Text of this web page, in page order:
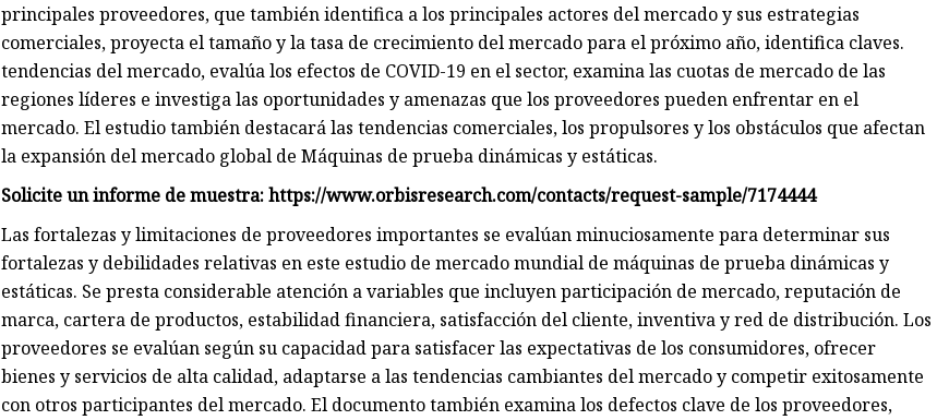
principales proveedores, que también identifica a los principales actores del mercado y sus estrategias
comerciales, proyecta el tamaño y la tasa de crecimiento del mercado para el próximo año, identifica claves.
tendencias del mercado, evalúa los efectos de COVID-19 en el sector, examina las cuotas de mercado de las
regiones líderes e investiga las oportunidades y amenazas que los proveedores pueden enfrentar en el
mercado. El estudio también destacará las tendencias comerciales, los propulsores y los obstáculos que afectan
la expansión del mercado global de Máquinas de prueba dinámicas y estáticas.
Solicite un informe de muestra: https://www.orbisresearch.com/contacts/request-sample/7174444
Las fortalezas y limitaciones de proveedores importantes se evalúan minuciosamente para determinar sus
fortalezas y debilidades relativas en este estudio de mercado mundial de máquinas de prueba dinámicas y
estáticas. Se presta considerable atención a variables que incluyen participación de mercado, reputación de
marca, cartera de productos, estabilidad financiera, satisfacción del cliente, inventiva y red de distribución. Los
proveedores se evalúan según su capacidad para satisfacer las expectativas de los consumidores, ofrecer
bienes y servicios de alta calidad, adaptarse a las tendencias cambiantes del mercado y competir exitosamente
con otros participantes del mercado. El documento también examina los defectos clave de los proveedores,